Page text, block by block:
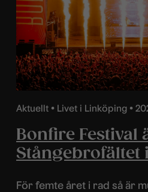
Aktuellt • Livet i Linköping •
Bonfire Festival
Stångebrofältet
För femte året i rad så är